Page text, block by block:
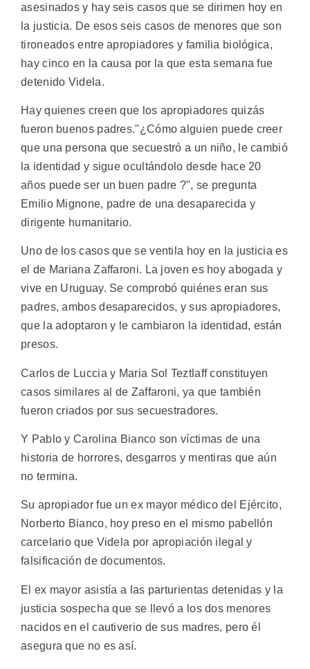
asesinados y hay seis casos que se dirimen hoy en
la justicia. De esos seis casos de menores que son
tironeados entre apropiadores y familia biológica,
hay cinco en la causa por la que esta semana fue
detenido Videla.
Hay quienes creen que los apropiadores quizás
fueron buenos padres."¿Cómo alguien puede creer
que una persona que secuestró a un niño, le cambió
la identidad y sigue ocultándolo desde hace 20
años puede ser un buen padre ?", se pregunta
Emilio Mignone, padre de una desaparecida y
dirigente humanitario.
Uno de los casos que se ventila hoy en la justicia es
el de Mariana Zaffaroni. La joven es hoy abogada y
vive en Uruguay. Se comprobó quiénes eran sus
padres, ambos desaparecidos, y sus apropiadores,
que la adoptaron y le cambiaron la identidad, están
presos.
Carlos de Luccia y Maria Sol Teztlaff constituyen
casos similares al de Zaffaroni, ya que también
fueron criados por sus secuestradores.
Y Pablo y Carolina Bianco son víctimas de una
historia de horrores, desgarros y mentiras que aún
no termina.
Su apropiador fue un ex mayor médico del Ejército,
Norberto Bianco, hoy preso en el mismo pabellón
carcelario que Videla por apropiación ilegal y
falsificación de documentos.
El ex mayor asistía a las parturientas detenidas y la
justicia sospecha que se llevó a los dos menores
nacidos en el cautiverio de sus madres, pero él
asegura que no es así.